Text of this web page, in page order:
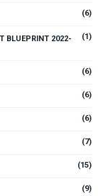
(6)
BLUEPRINT 2022-
(1)
(6)
(6)
(6)
(7)
(15)
(9)